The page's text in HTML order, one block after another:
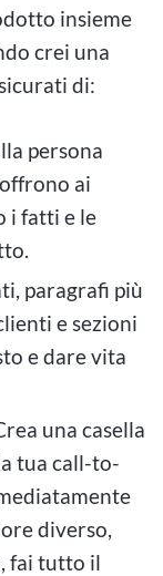
insieme
crei una
di:
persona
ai
i fatti e le
paragrafi più
e sezioni
e dare vita
una casella
tua call-to-
diverso,
fai tutto il